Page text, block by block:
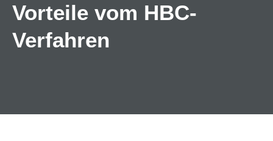
Vorteile vom HBC-
Verfahren